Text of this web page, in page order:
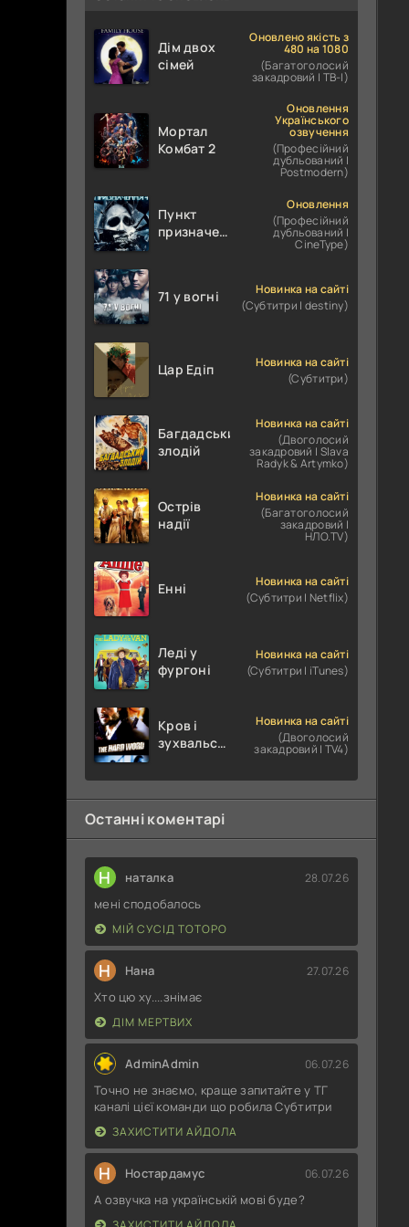
Дім двох
сімей
Оновлено якість з
480 на 1080
(Багатоголосий
закадровий | ТВ-І)
Мортал
Комбат 2
Оновлення
Українського
озвучення
(Професійний
дубльований |
Postmodern)
Пункт
призначення
Оновлення
(Професійний
дубльований |
CineType)
71 у вогні
Новинка на сайті
(Субтитри | destiny)
Цар Едіп
Новинка на сайті
(Субтитри)
Багдадський
злодій
Новинка на сайті
(Двоголосий
закадровий | Slava
Radyk & Artymko)
Острів
надії
Новинка на сайті
(Багатоголосий
закадровий |
НЛО.TV)
Енні
Новинка на сайті
(Субтитри | Netflix)
Леді у
фургоні
Новинка на сайті
(Субтитри | iTunes)
Кров і
зухвальство
пограбування
Новинка на сайті
(Двоголосий
закадровий | TV4)
Останні коментарі
Н наталка 28.07.26
мені сподобалось
МІЙ СУСІД ТОТОРО
Н Нана 27.07.26
Хто цю ху....знімає
ДІМ МЕРТВИХ
AdminAdmin 06.07.26
Точно не знаємо, краще запитайте у ТГ
каналі цієї команди що робила Субтитри
ЗАХИСТИТИ АЙДОЛА
Н Ностардамус 06.07.26
А озвучка на українській мові буде?